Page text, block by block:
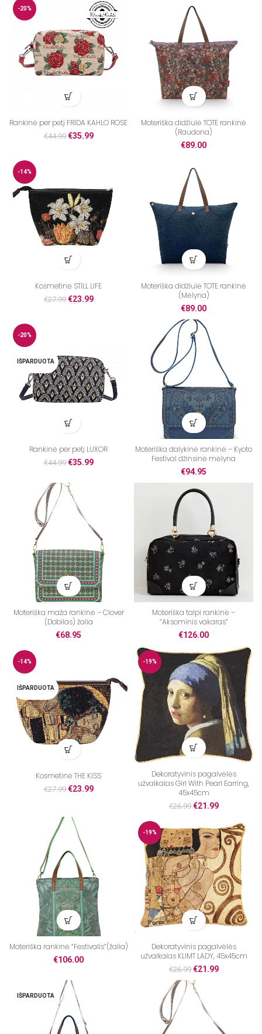
-20%
Rankinė per petį FRIDA KAHLO ROSE
€44.99 €35.99
Moteriška didžiulė TOTE rankinė
(Raudona)
€89.00
-14%
Kosmetinė STILL LIFE
€27.99 €23.99
Moteriška didžiulė TOTE rankinė
(Mėlyna)
€89.00
-20%
IŠPARDUOTA
Rankinė per petį LUXOR
€44.99 €35.99
Moteriška dalykinė rankinė – Kyoto
Festival džinsinė mėlyna
€94.95
Moteriška maža rankinė – Clover
(Dobilas) žalia
€68.95
Moteriška talpi rankinė –
“Aksominis vakaras”
€126.00
-14%
IŠPARDUOTA
Kosmetinė THE KISS
€27.99 €23.99
-19%
Dekoratyvinis pagalvėlės
užvalkalas Girl With Pearl Earring,
45x45cm
€26.99 €21.99
Moteriška rankinė “Festivalis”(žalia)
€106.00
-19%
Dekoratyvinis pagalvėlės
užvalkalas KLIMT LADY, 45x45cm
€26.99 €21.99
IŠPARDUOTA